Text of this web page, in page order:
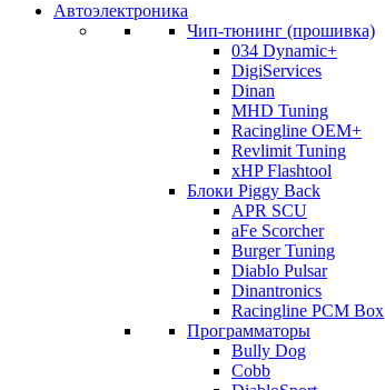
Автоэлектроника
Чип-тюнинг (прошивка)
034 Dynamic+
DigiServices
Dinan
MHD Tuning
Racingline OEM+
Revlimit Tuning
xHP Flashtool
Блоки Piggy Back
APR SCU
aFe Scorcher
Burger Tuning
Diablo Pulsar
Dinantronics
Racingline PCM Box
Программаторы
Bully Dog
Cobb